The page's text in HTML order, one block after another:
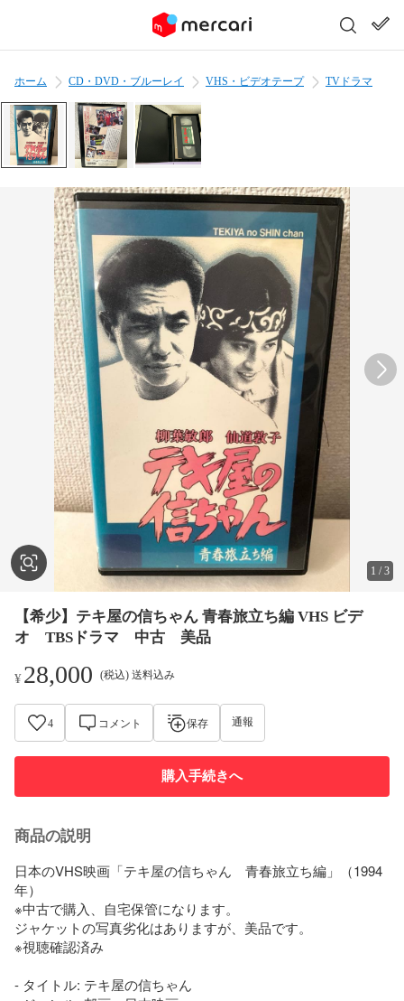
ホーム CD・DVD・ブルーレイ VHS・ビデオテープ TVドラマ
1 /3
【希少】テキ屋の信ちゃん 青春旅立ち編 VHS ビデ
オ TBSドラマ 中古 美品
¥28,000 (税込) 送料込み
4 コメント 保存 通報
購入手続きへ
商品の説明
日本のVHS映画「テキ屋の信ちゃん　青春旅立ち編」（1994
年）
※中古で購入、自宅保管になります。
ジャケットの写真劣化はありますが、美品です。
※視聴確認済み
- タイトル: テキ屋の信ちゃん